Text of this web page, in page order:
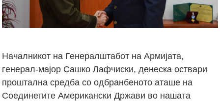
Началникот на Генералштабот на Армијата,
генерал-мајор Сашко Лафчиски, денеска оствари
проштална средба со одбранбеното аташе на
Соединетите Американски Држави во нашата